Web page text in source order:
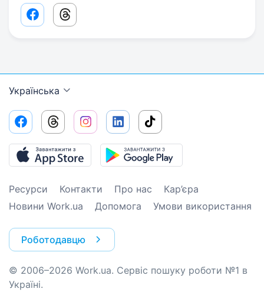
Facebook share link
Threads share link
Українська
Ресурси Контакти Про нас
Кар’єра
Новини Work.ua
Допомога Умови використання
Роботодавцю
© 2006–2026 Work.ua. Сервіс пошуку роботи №1 в
Україні.